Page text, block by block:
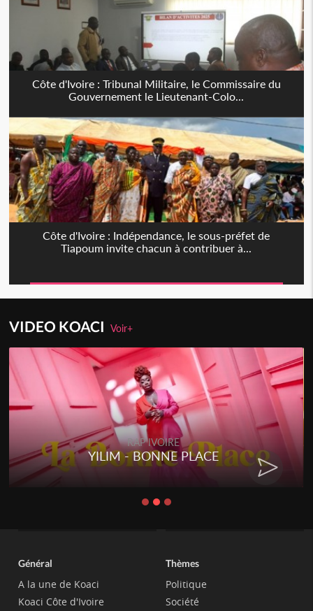
Côte d'Ivoire : Tribunal Militaire, le Commissaire du
Gouvernement le Lieutenant-Colo...
Côte d'Ivoire : Indépendance, le sous-préfet de
Tiapoum invite chacun à contribuer à...
VIDEO KOACIVoir+
RAP IVOIRE
YILIM - BONNE PLACE
Général
A la une de Koaci
Koaci Côte d'Ivoire
Thèmes
Politique
Société